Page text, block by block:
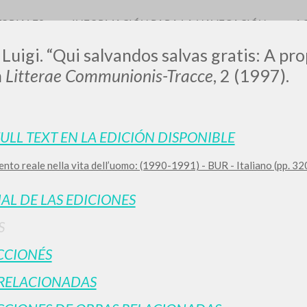
“Qui salvandos salvas gratis: A
Litterae Communionis-Tracce, 2 (1997).
TEXT EN LA EDICIÓN DISPONIBLE
reale nella vita dell’uomo: (1990-1991) - BUR - Italiano (pp.
DE LAS EDICIONES
INFORMACIÓN PARA LA NAVEGACIÓN
resultados aún más precisos? Utilizar el BÚSQUEDA
0DOCUMENTOS ENCONTRADOS